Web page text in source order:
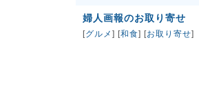
婦人画報のお取り寄せ
[グルメ ] [和食] [お取り寄せ]